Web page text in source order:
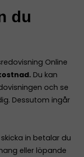
du
Online
Du kan
och se
Dessutom ingår
in betalar du
eller löpande